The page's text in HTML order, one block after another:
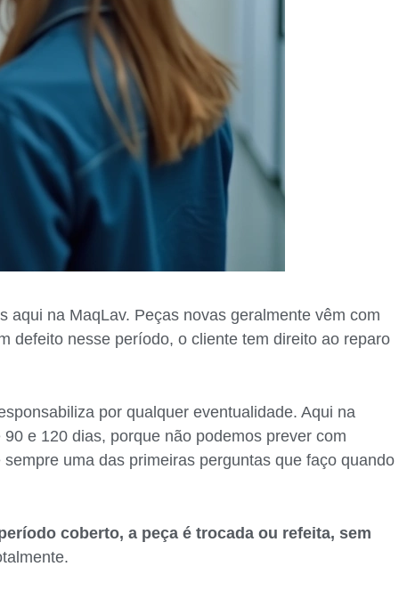
na MaqLav. Peças novas geralmente vêm com
defeito nesse período, o cliente tem direito ao reparo
por qualquer eventualidade. Aqui na
e 120 dias, porque não podemos prever com
uma das primeiras perguntas que faço quando
coberto, a peça é trocada ou refeita, sem